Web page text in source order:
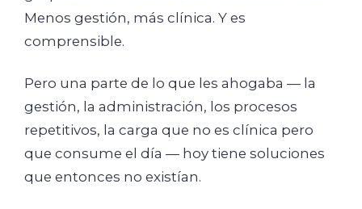
Menos gestión, más clínica. Y es
comprensible.
Pero una parte de lo que les ahogaba — la
gestión, la administración, los procesos
repetitivos, la carga que no es clínica pero
que consume el día — hoy tiene soluciones
que entonces no existían.